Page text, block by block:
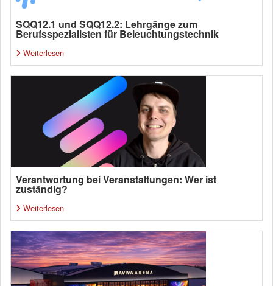
SQQ12.1 und SQQ12.2: Lehrgänge zum
Berufsspezialisten für Beleuchtungstechnik
Weiterlesen
Verantwortung bei Veranstaltungen: Wer ist
zuständig?
Weiterlesen